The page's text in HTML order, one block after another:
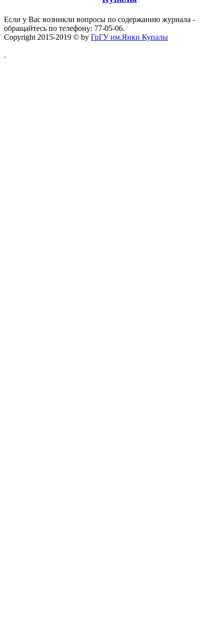
Если у Вас возникли вопросы по содержанию журнала -
обращайтесь по телефону: 77-05-06.
Copyright 2015-2019 © by ГрГУ им.Янки Купалы